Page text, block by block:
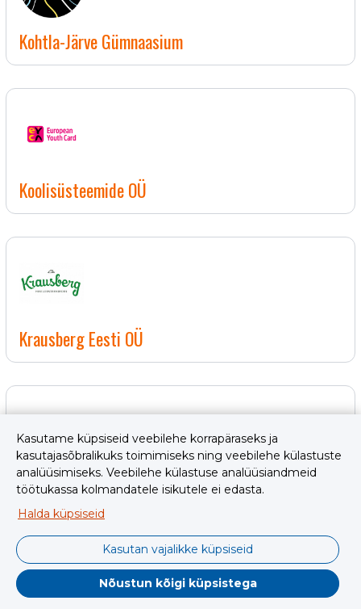
ESILEHT OTSEBLOGI MENÜÜ EE
Kohtla-Järve Gümnaasium
Koolisüsteemide OÜ
Krausberg Eesti OÜ
Kuressaare Haigla
Kasutame küpsiseid veebilehe korrapäraseks ja
kasutajasõbralikuks toimimiseks ning veebilehe külastuste
analüüsimiseks. Veebilehe külastuse analüüsiandmeid
töötukassa kolmandatele isikutele ei edasta.
Halda küpsiseid
Kasutan vajalikke küpsiseid
Nõustun kõigi küpsistega